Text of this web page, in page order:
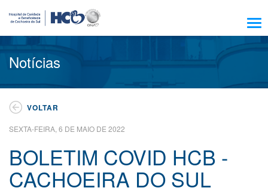
Sobre Nós
Amigo HCB
Notícias
Trabalhe Conosco
Residência, Ensino e Pesquisa
Nossos Serviços
Encontre seu médico
Notícias
VOLTAR
SEXTA-FEIRA, 6 DE MAIO DE 2022
BOLETIM COVID HCB -
CACHOEIRA DO SUL